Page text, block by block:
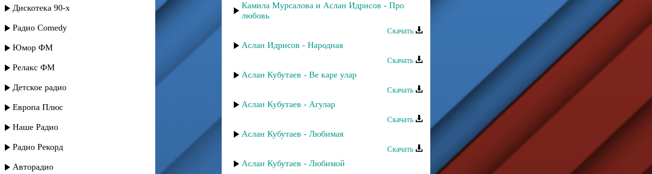
Дискотека 90-х
Радио Comedy
Юмор ФМ
Релакс ФМ
Детское радио
Европа Плюс
Наше Радио
Радио Рекорд
Авторадио
Камила Мурсалова и Аслан Идрисов - Про
любовь
Скачать
Аслан Идрисов - Народная
Скачать
Аслан Кубутаев - Ве каре улар
Скачать
Аслан Кубутаев - Агулар
Скачать
Аслан Кубутаев - Любимая
Скачать
Аслан Кубутаев - Любимой